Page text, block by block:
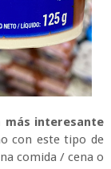
más interesante
con este tipo de
comida / cena o